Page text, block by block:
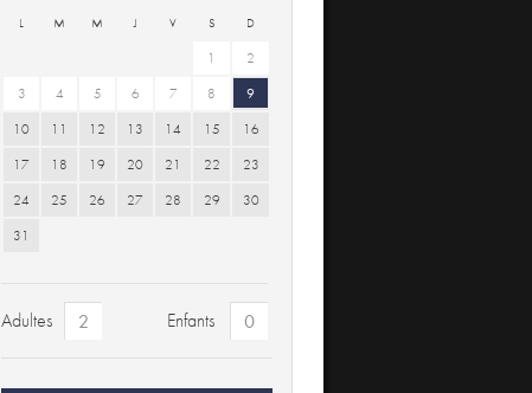
L M M J V S D
1
2
3
4 5 6 7 8
9
10
11 12 13 14 15
16
17
18 19 20 21 22
23
24
25 26 27 28 29
30
31
Adultes Enfants